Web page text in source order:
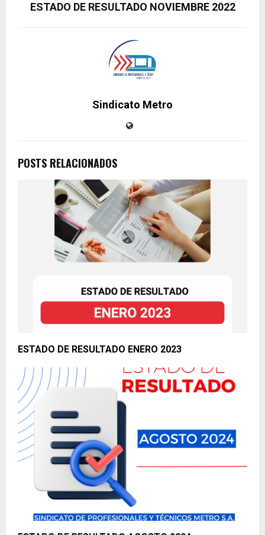
ESTADO DE RESULTADO NOVIEMBRE 2022
Sindicato Metro
POSTS RELACIONADOS
ESTADO DE RESULTADO ENERO 2023